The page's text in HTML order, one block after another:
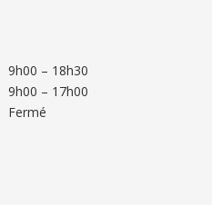
9h00 – 18h30
9h00 – 17h00
Fermé